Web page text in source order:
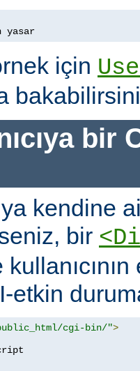
yasar
için
bir
kendine
bir
etkin
cgi-bin/">